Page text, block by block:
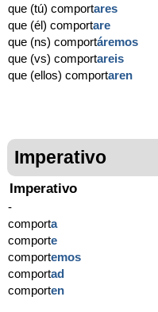
que (tú) comportares
que (él) comportare
que (ns) comportáremos
que (vs) comportareis
que (ellos) comportaren
Imperativo
Imperativo
-
comporta
comporte
comportemos
comportad
comporten